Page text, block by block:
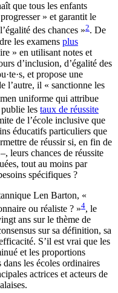
que tous les enfants
» et garantit le
des chances »2. De
les examens plus
» en utilisant notes et
d’inclusion, d’égalité des
et propose une
l’autre, il « sanctionne les
uniforme qui attribue
les taux de réussite
de l’école inclusive que
éducatifs particuliers que
de réussir si, en fin de
leurs chances de réussite
tout au moins par
spécifiques ?
Len Barton, «
ou réaliste ? »4, le
ans sur le thème de
sur sa définition, sa
S’il est vrai que les
et les proportions
les écoles ordinaires
actrices et acteurs de